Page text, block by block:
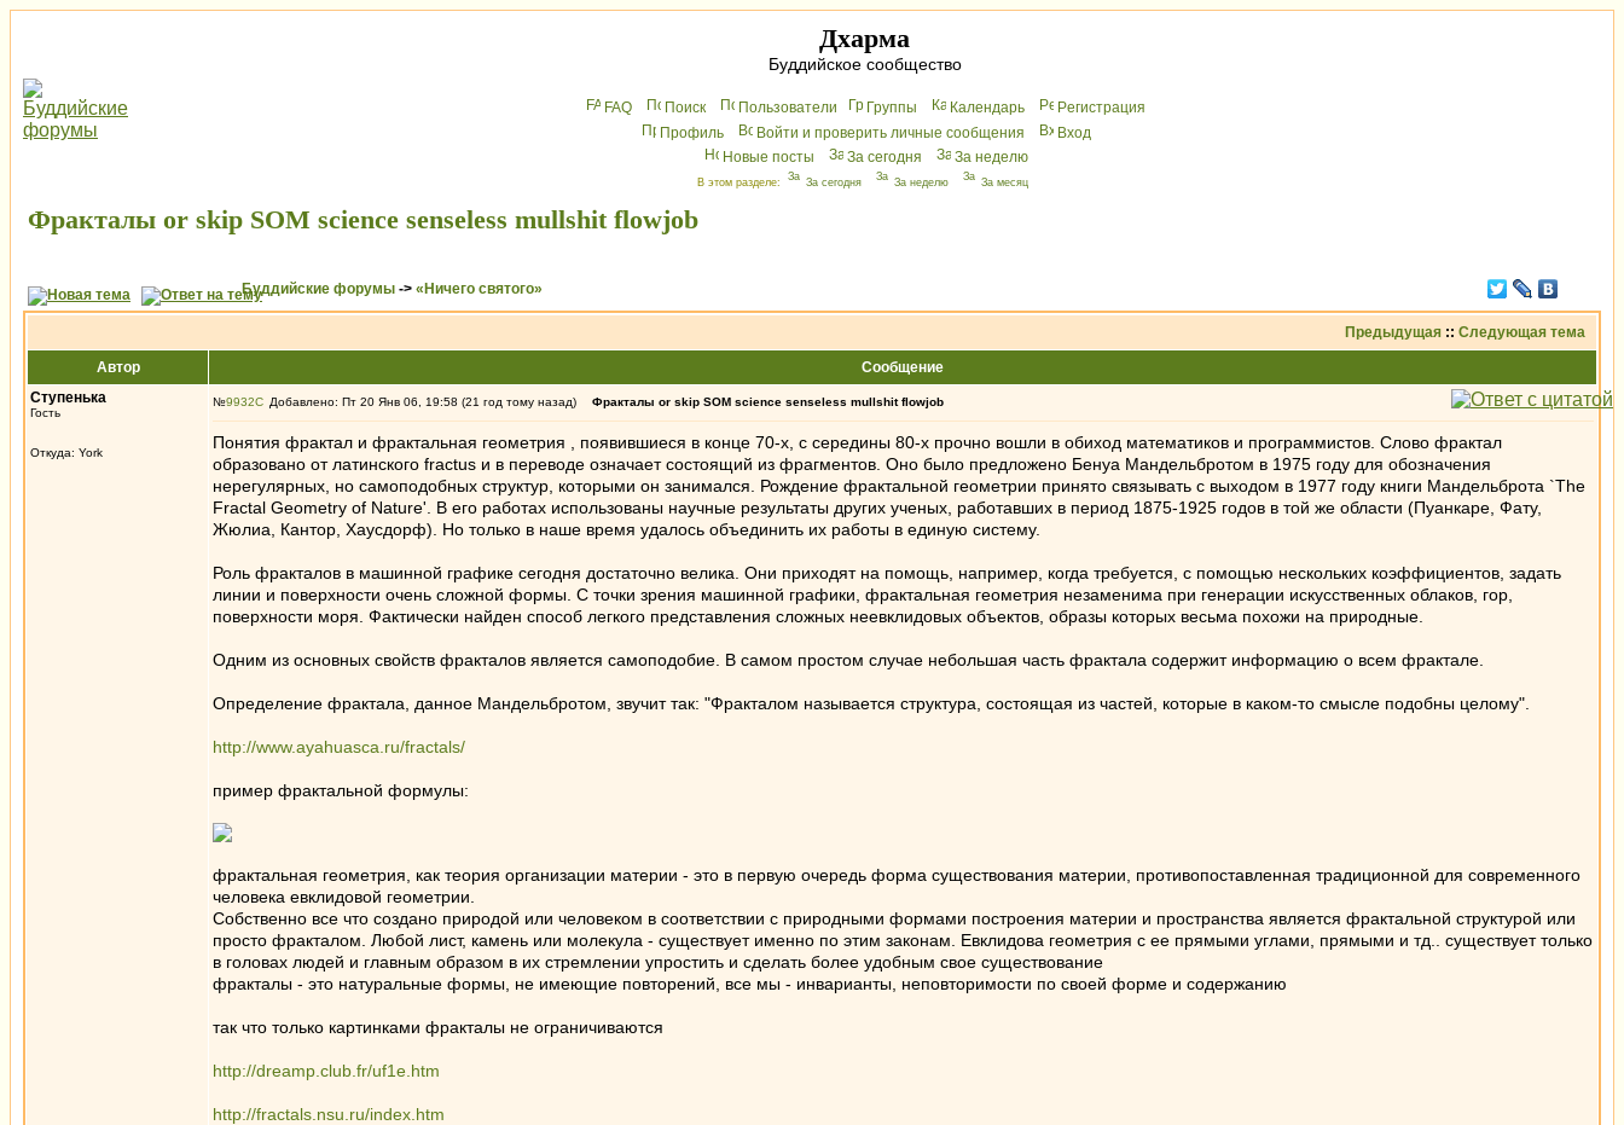
Дхарма
Буддийское сообщество
FAQ Поиск Пользователи Группы Календарь
Peгиcтрaция
Профиль
Войти и проверить личные сообщения
Вхoд
Новые посты
За сегодня За неделю
В этом разделе: За сегодня За неделю За месяц
Фракталы or skip SOM science senseless mullshit flowjob
Буддийские форумы -> «Ничего святого»
Предыдущая :: Следующая тема
Автор
Сообщение
Ступенькa
Гость
Откуда: York
№9932 Добавлено: Пт 20 Янв 06, 19:58 (21 год тому назад) Фракталы or skip SOM science senseless mullshit flowjob
Понятия фрактал и фрактальная геометрия , появившиеся в конце 70-х, с середины 80-х прочно вошли в обиход математиков и программистов. Слово фрактал
образовано от латинского fractus и в переводе означает состоящий из фрагментов. Оно было предложено Бенуа Мандельбротом в 1975 году для обозначения
нерегулярных, но самоподобных структур, которыми он занимался. Рождение фрактальной геометрии принято связывать с выходом в 1977 году книги Мандельброта `The
Fractal Geometry of Nature'. В его работах использованы научные результаты других ученых, работавших в период 1875-1925 годов в той же области (Пуанкаре, Фату,
Жюлиа, Кантор, Хаусдорф). Но только в наше время удалось объединить их работы в единую систему.
Роль фракталов в машинной графике сегодня достаточно велика. Они приходят на помощь, например, когда требуется, с помощью нескольких коэффициентов, задать
линии и поверхности очень сложной формы. С точки зрения машинной графики, фрактальная геометрия незаменима при генерации искусственных облаков, гор,
поверхности моря. Фактически найден способ легкого представления сложных неевклидовых объектов, образы которых весьма похожи на природные.
Одним из основных свойств фракталов является самоподобие. В самом простом случае небольшая часть фрактала содержит информацию о всем фрактале.
Определение фрактала, данное Мандельбротом, звучит так: "Фракталом называется структура, состоящая из частей, которые в каком-то смысле подобны целому".
http://www.ayahuasca.ru/fractals/
пример фрактальной формулы:
фрактальная геометрия, как теория организации материи - это в первую очередь форма существования материи, противопоставленная традиционной для современного
человека евклидовой геометрии.
Собственно все что создано природой или человеком в соответствии с природными формами построения материи и пространства является фрактальной структурой или
просто фракталом. Любой лист, камень или молекула - существует именно по этим законам. Евклидова геометрия с ее прямыми углами, прямыми и тд.. существует только
в головах людей и главным образом в их стремлении упростить и сделать более удобным свое существование
фракталы - это натуральные формы, не имеющие повторений, все мы - инварианты, неповторимости по своей форме и содержанию
так что только картинками фракталы не ограничиваются
http://dreamp.club.fr/uf1e.htm
http://fractals.nsu.ru/index.htm